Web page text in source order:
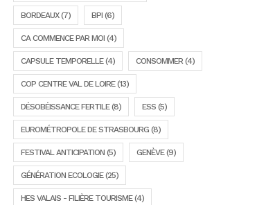
BORDEAUX(7) BPI (6)
CA COMMENCE PAR MOI (4)
CAPSULE TEMPORELLE(4) CONSOMMER(4)
COP CENTRE VAL DE LOIRE(13)
DÉSOBÉISSANCE FERTILE(8) ESS (5)
EUROMÉTROPOLE DE STRASBOURG (8)
FESTIVAL ANTICIPATION (5) GENÈVE(9)
GÉNÉRATION ECOLOGIE(25)
HES VALAIS - FILIÈRE TOURISME(4)